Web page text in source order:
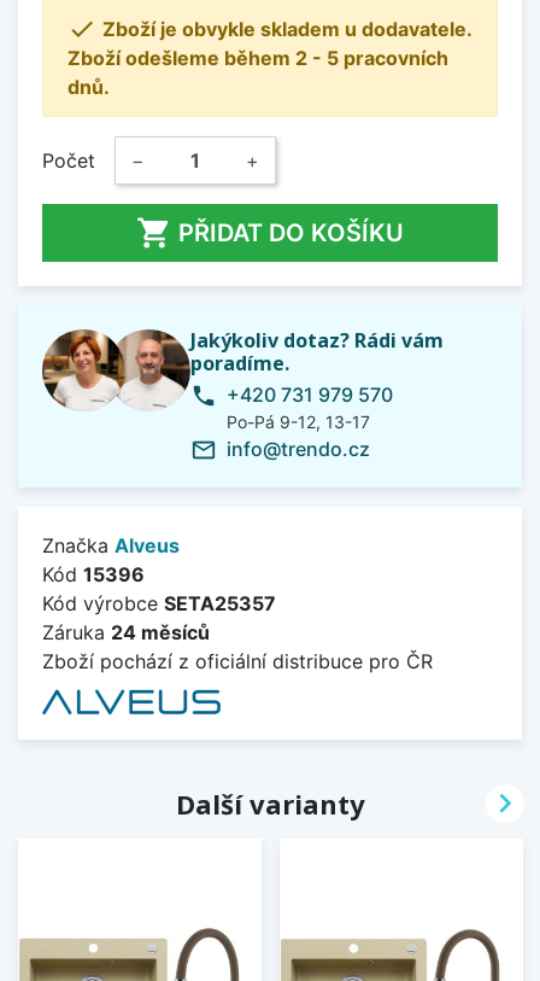
 Zboží je obvykle skladem u dodavatele.
Zboží odešleme během 2 - 5 pracovních
dnů.
Počet − +
 PŘIDAT DO KOŠÍKU
Jakýkoliv dotaz? Rádi vám
poradíme.
phone +420 731 979 570
Po-Pá 9-12, 13-17
mail_outline info@trendo.cz
Značka Alveus
Kód 15396
Kód výrobce SETA25357
Záruka 24 měsíců
Zboží pochází z oficiální distribuce pro ČR
Další varianty 